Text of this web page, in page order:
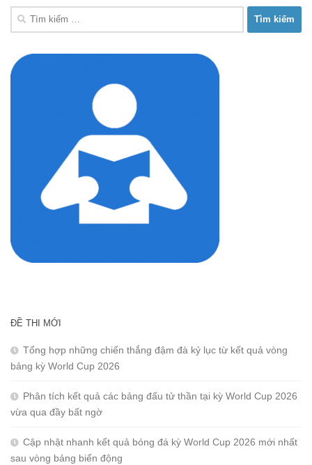
Tìm
ĐỀ THI MỚI
Tổng hợp những chiến thắng đậm đà kỷ lục từ kết quả vòng
bảng kỳ World Cup 2026
Phân tích kết quả các bảng đấu tử thần tại kỳ World Cup 2026
vừa qua đầy bất ngờ
Cập nhật nhanh kết quả bóng đá kỳ World Cup 2026 mới nhất
sau vòng bảng biến động